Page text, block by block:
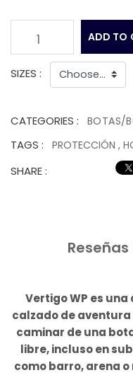
1 ADD TO
SIZES :
CATEGORIES : BOTAS/
TAGS : PROTECCIÓN ,
SHARE :
Vertigo WP es
calzado de
caminar de una
libre, incluso en
como barro, arena